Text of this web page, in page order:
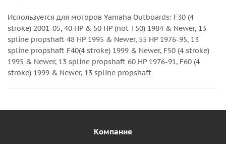
Используется для моторов Yamaha Outboards: F30 (4
stroke) 2001-05, 40 HP & 50 HP (not T50) 1984 & Newer, 13
spline propshaft 48 HP 1995 & Newer, 55 HP 1976-95, 13
spline propshaft F40(4 stroke) 1999 & Newer, F50 (4 stroke)
1995 & Newer, 13 spline propshaft 60 HP 1976-91, F60 (4
stroke) 1999 & Newer, 13 spline propshaft
Компания